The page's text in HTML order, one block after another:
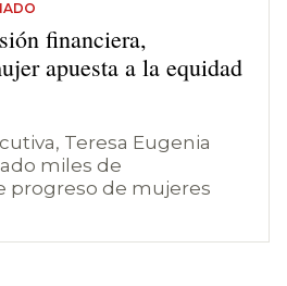
financiera,
apuesta a la equidad
Teresa Eugenia
miles de
progreso de mujeres